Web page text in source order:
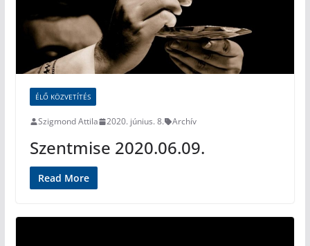
ÉLŐ KÖZVETÍTÉS
Szigmond Attila 2020. június. 8. Archív
Szentmise 2020.06.09.
Read More